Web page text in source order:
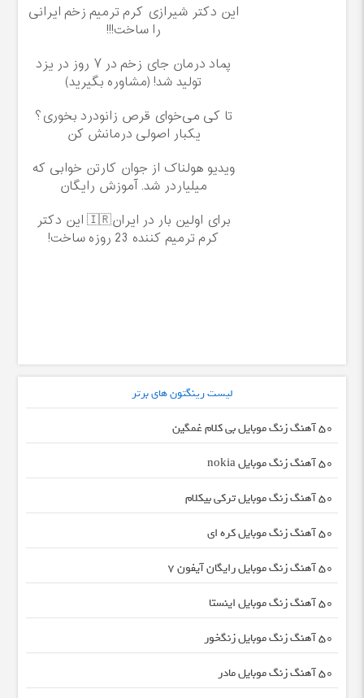
این دکتر شیرازی کرم ترمیم زخم ایرانی
را ساخت!!!
پماد درمان جای زخم در ۷ روز در یزد
تولید شد! (مشاوره بگیرید)
تا کی می‌خوای قرص زانودرد بخوری؟
یکبار اصولی درمانش کن
ویدیو هولناک از جوان کارتن خوابی که
میلیاردر شد. آموزش رایگان
برای اولین بار در ایران🇮🇷 این دکتر
کرم ترمیم کننده 23 روزه ساخت!
لیست رینگتون های برتر
50 آهنگ زنگ موبایل بی کلام غمگین
50 آهنگ زنگ موبایل nokia
50 آهنگ زنگ موبایل ترکی بیکلام
50 آهنگ زنگ موبایل کره ای
50 آهنگ زنگ موبایل رایگان آیفون 7
50 آهنگ زنگ موبایل اینستا
50 آهنگ زنگ موبایل زنگخور
50 آهنگ زنگ موبایل مادر